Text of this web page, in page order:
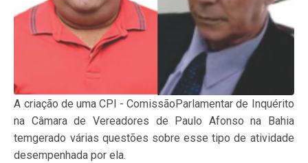
A criação de uma CPI - ComissãoParlamentar de Inquérito
na Câmara de Vereadores de Paulo Afonso na Bahia
temgerado várias questões sobre esse tipo de atividade
desempenhada por ela.